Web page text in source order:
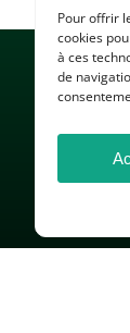
Pour offrir
cookies
à ces
de